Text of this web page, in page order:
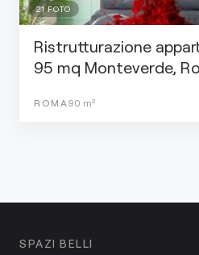
21 FOTO
Ristrutturazione
95 mq Monteverde,
ROMA 90 m²
SPAZI BELLI